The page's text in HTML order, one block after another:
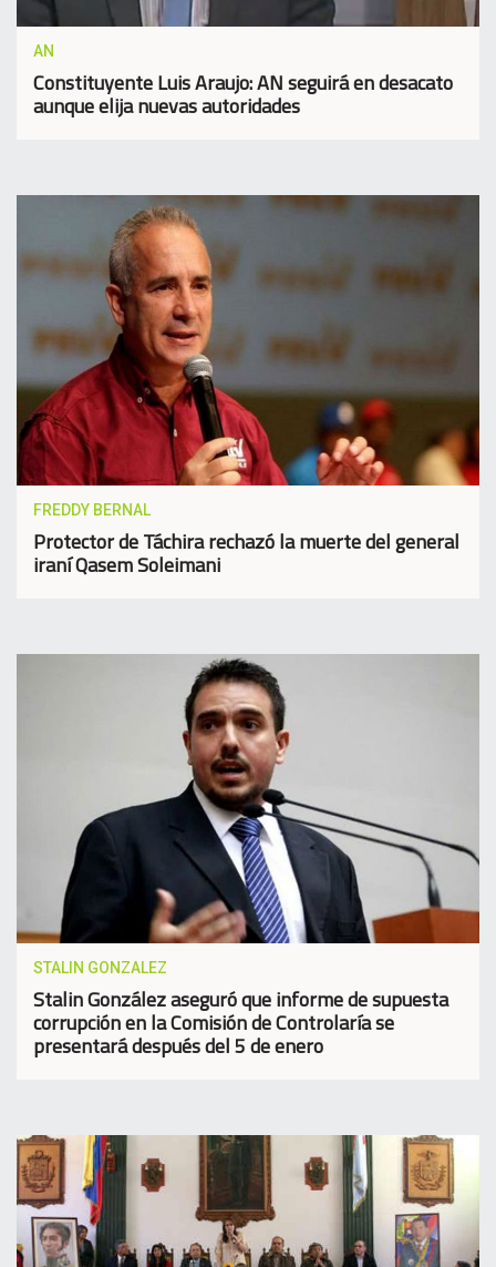
AN
Constituyente Luis Araujo: AN seguirá en desacato
aunque elija nuevas autoridades
FREDDY BERNAL
Protector de Táchira rechazó la muerte del general
iraní Qasem Soleimani
STALIN GONZALEZ
Stalin González aseguró que informe de supuesta
corrupción en la Comisión de Controlaría se
presentará después del 5 de enero